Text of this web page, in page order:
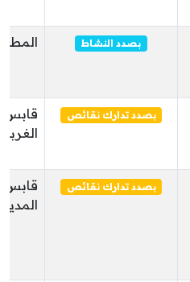
بصدد النشاط
بصدد تدارك نقائص
قابس
بصدد تدارك نقائص
قابس